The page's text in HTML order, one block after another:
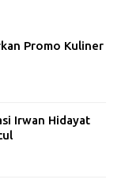
Promo Kuliner
Irwan Hidayat